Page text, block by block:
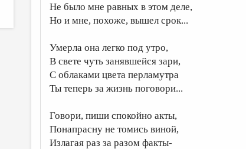
Не было мне равных в этом деле,
Но и мне, похоже, вышел срок...
Умерла она легко под утро,
В свете чуть занявшейся зари,
С облаками цвета перламутра
Ты теперь за жизнь поговори...
Говори, пиши спокойно акты,
Понапрасну не томись виной,
Излагая раз за разом факты-